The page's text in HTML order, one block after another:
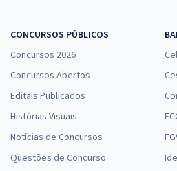
CONCURSOS PÚBLICOS
Concursos 2026
Concursos Abertos
Editais Publicados
Histórias Visuais
Notícias de Concursos
Questões de Concurso